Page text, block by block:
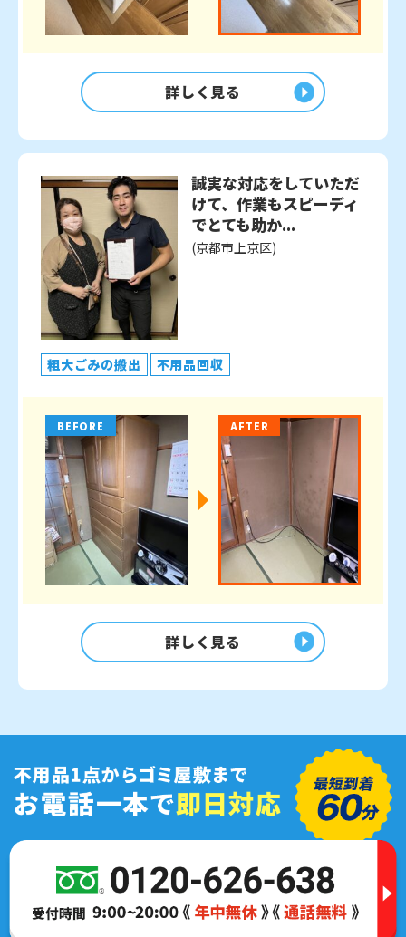
詳しく見る
誠実な対応をしていただ
けて、作業もスピーディ
でとても助か...
(京都市上京区)
粗大ごみの搬出 不用品回収
BEFORE AFTER
詳しく見る